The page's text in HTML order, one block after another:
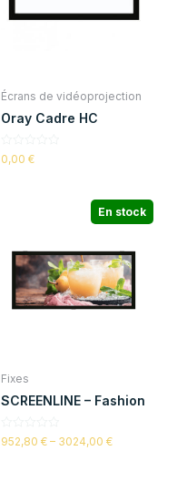
Écrans de vidéoprojection
Oray Cadre HC
Note
0
0,00 €
En stock
Fixes
SCREENLINE – Fashion
Note
952,80 €– 3024,00 €